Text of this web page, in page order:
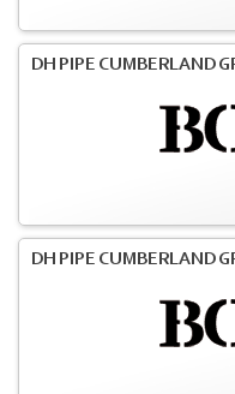
DH PIPE CUMBERLAND
DH PIPE CUMBERLAND